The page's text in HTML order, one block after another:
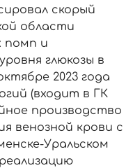
скорый
области
помп и
глюкозы в
2023 года
(входит в ГК
производство
венозной крови с
Уральском